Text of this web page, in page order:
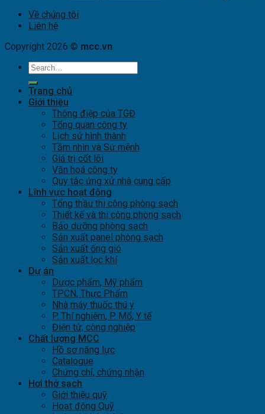
Về chúng tôi
Liên hệ
Copyright 2026 © mcc.vn
Trang chủ
Giới thiệu
Thông điệp của TGĐ
Tổng quan công ty
Lịch sử hình thành
Tầm nhìn và Sứ mệnh
Giá trị cốt lõi
Văn hoá công ty
Quy tắc ứng xử nhà cung cấp
Lĩnh vực hoạt động
Tổng thầu thi công phòng sạch
Thiết kế và thi công phòng sạch
Bảo dưỡng phòng sạch
Sản xuất panel phòng sạch
Sản xuất ống gió
Sản xuất lọc khí
Dự án
Dược phẩm, Mỹ phẩm
TPCN, Thực Phẩm
Nhà máy thuốc thú y
P. Thí nghiệm, P. Mổ, Y tế
Điện tử, công nghiệp
Chất lượng MCC
Hồ sơ năng lực
Catalogue
Chứng chỉ, chứng nhận
Hơi thở sạch
Giới thiệu quỹ
Hoạt động Quỹ